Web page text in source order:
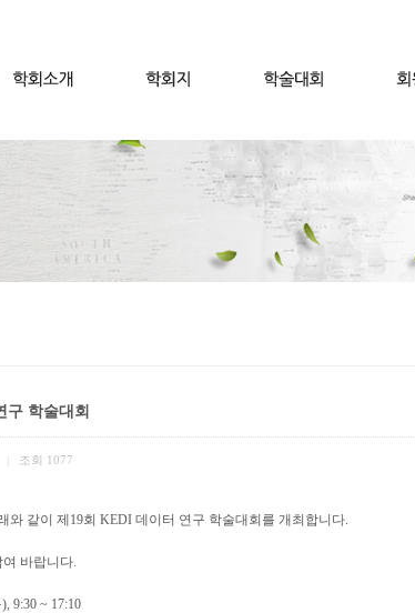
구 학술대회
조회 1077
와 같이 제19회 KEDI 데이터 연구 학술대회를 개최합니다.
바랍니다.
9:30 ~ 17:10